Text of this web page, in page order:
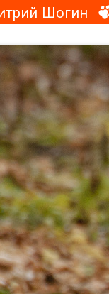
Шогин